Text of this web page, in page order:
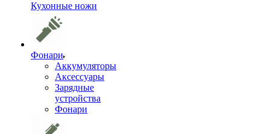
Кухонные ножи
Фонари
Аккумуляторы
Аксессуары
Зарядные
устройства
Фонари